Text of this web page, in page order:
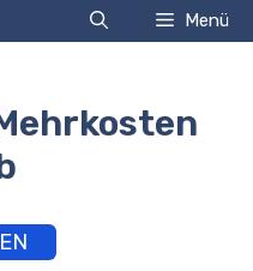
Menü